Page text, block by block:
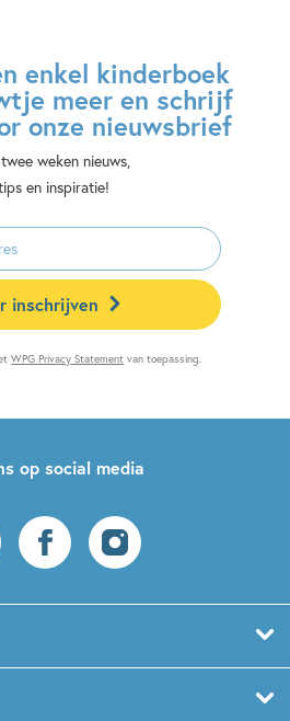
enkel kinderboek
meer en schrijf
onze nieuwsbrief
weken nieuws,
en inspiratie!
inschrijven
WPG Privacy Statement van toepassing.
op social media